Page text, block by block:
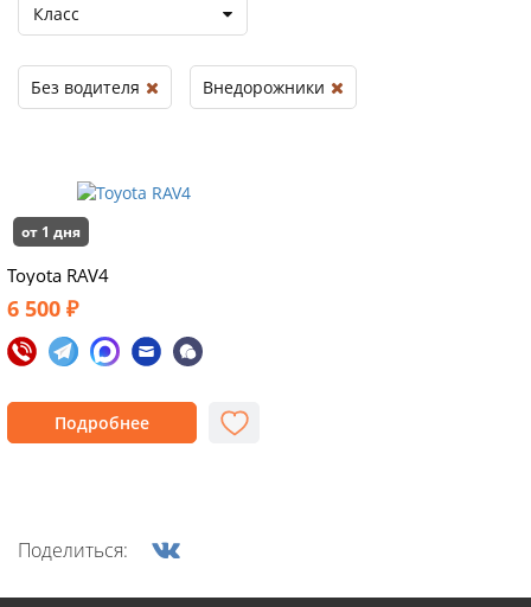
от 1 дня
Toyota RAV4
6 500 ₽
Подробнее
Поделиться:
Класс
Без водителя Внедорожники